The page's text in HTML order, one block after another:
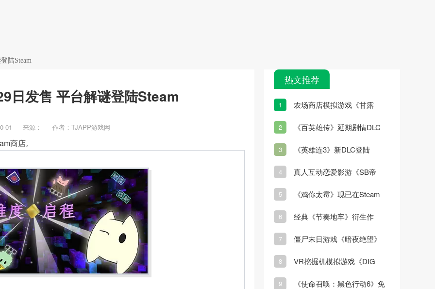
陆Steam
日发售 平台解谜登陆Steam
01 来源： 作者：TJAPP游戏网
商店。
热文推荐
1
农场商店模拟游戏《甘露
2
《百英雄传》延期剧情DLC
3
《英雄连3》新DLC登陆
4
真人互动恋爱影游《SB帝
5
《鸡你太霉》现已在Steam
6
经典《节奏地牢》衍生作
Steam
7
僵尸末日游戏《暗夜绝望》
8
VR挖掘机模拟游戏《DIG
9
《使命召唤：黑色行动6》免